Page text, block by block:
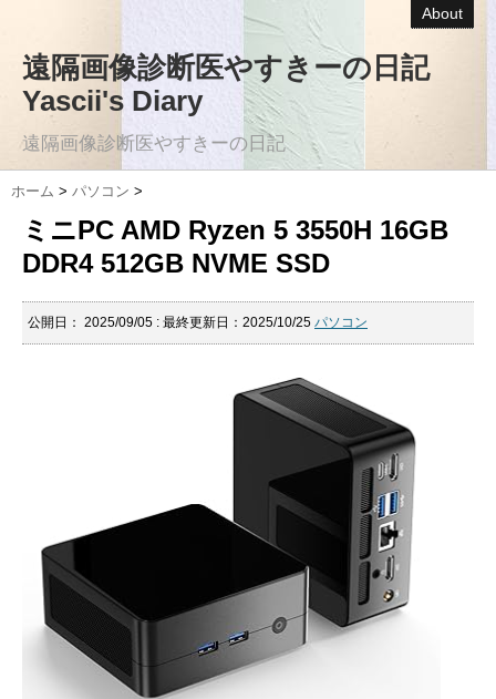
About
遠隔画像診断医やすきーの日記
Yascii's Diary
遠隔画像診断医やすきーの日記
ホーム > パソコン >
ミニPC AMD Ryzen 5 3550H 16GB
DDR4 512GB NVME SSD
公開日： 2025/09/05 : 最終更新日：2025/10/25 パソコン